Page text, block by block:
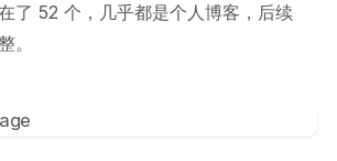
了 52 个，几乎都是个人博客，后续
。